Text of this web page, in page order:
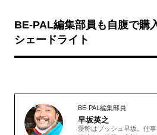
BE-PAL編集部員も自腹で購
シェードライト
BE-PAL編集部員
早坂英之
愛称はブッシュ早坂。仕